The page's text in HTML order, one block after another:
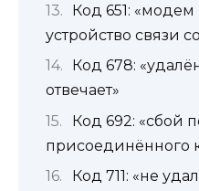
Код 651:
устройство связи
Код 678:
отвечает»
Код 692: «сбой
присоединённого
Код 711: «не